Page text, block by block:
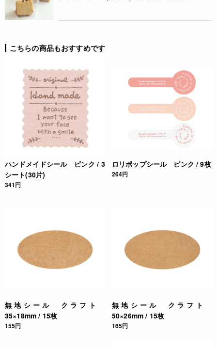
こちらの商品もおすすめです
ハンドメイドシール ピンク / 3
シート(30片)
341円
ロリポップシール ピンク / 9枚
264円
無地シール クラフト
35×18mm / 15枚
155円
無地シール クラフト
50×26mm / 15枚
165円